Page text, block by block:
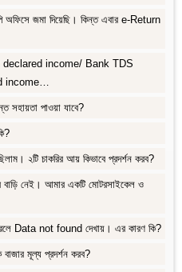
অফিসে জমা দিয়েছি। কিন্ত এবার e-Return
income/ Bank TDS
income…
সহায়তা পাওয়া যাবে?
২টি চাকরির আয় কিভাবে প্রদর্শন করব?
নেই। আমার একটি মোটরসাইকেল ও
করলে Data not found দেখায়। এর কারণ কি?
মূল্য প্রদর্শন করব?